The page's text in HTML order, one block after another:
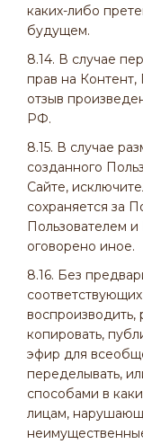
каких-либо
будущем.
8.14. В случае
прав на Контент,
отзыв
РФ.
8.15. В случае
созданного
Сайте,
сохраняется за
Пользователем
оговорено иное.
8.16. Без
копировать,
эфир для
переделывать,
способами в
лицам,